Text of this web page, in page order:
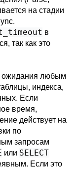
на стадии
в
так как это
ожидания любым
индекса,
Если
время,
действует на
по
запросам
или SELECT
Если это